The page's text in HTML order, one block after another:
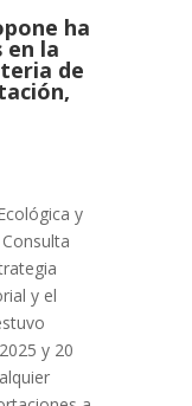
ha
en la
de
y
y el
y 20